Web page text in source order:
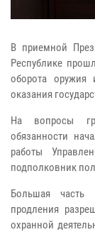
В приемной
Республике
оборота оружия
оказания
На вопросы
обязанности
работы
подполковник
Большая часть
продления
охранной